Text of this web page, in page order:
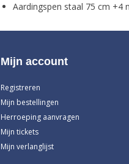
Aardingspen staal 75 cm +4
Mijn account
Registreren
Mijn bestellingen
Herroeping aanvragen
Mijn tickets
Mijn verlanglijst